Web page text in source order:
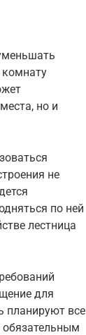
но и
не
по ней
лестница
для
планируют все
обязательным